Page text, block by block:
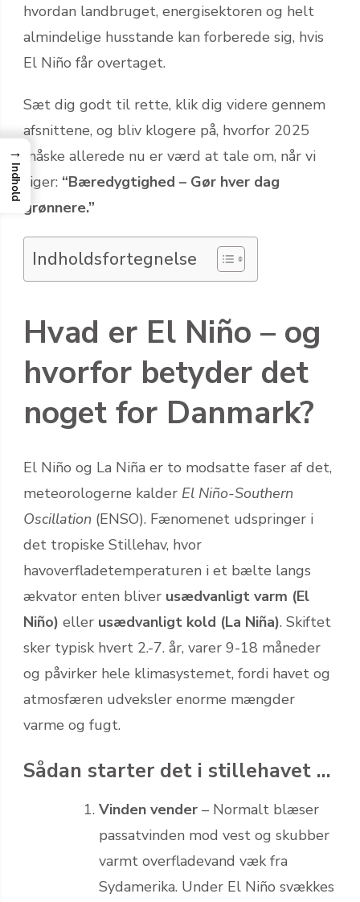
hvordan landbruget, energisektoren og helt
almindelige husstande kan forberede sig, hvis
El Niño får overtaget.
Sæt dig godt til rette, klik dig videre gennem
afsnittene, og bliv klogere på, hvorfor 2025
måske allerede nu er værd at tale om, når vi
siger: “Bæredygtighed – Gør hver dag
grønnere.”
Indholdsfortegnelse
Hvad er El Niño – og
hvorfor betyder det
noget for Danmark?
El Niño og La Niña er to modsatte faser af det,
meteorologerne kalder El Niño-Southern
Oscillation (ENSO). Fænomenet udspringer i
det tropiske Stillehav, hvor
havoverfladetemperaturen i et bælte langs
ækvator enten bliver usædvanligt varm (El
Niño) eller usædvanligt kold (La Niña). Skiftet
sker typisk hvert 2.-7. år, varer 9-18 måneder
og påvirker hele klimasystemet, fordi havet og
atmosfæren udveksler enorme mængder
varme og fugt.
Sådan starter det i stillehavet …
Vinden vender – Normalt blæser
passatvinden mod vest og skubber
varmt overfladevand væk fra
Sydamerika. Under El Niño svækkes
→
Indhold